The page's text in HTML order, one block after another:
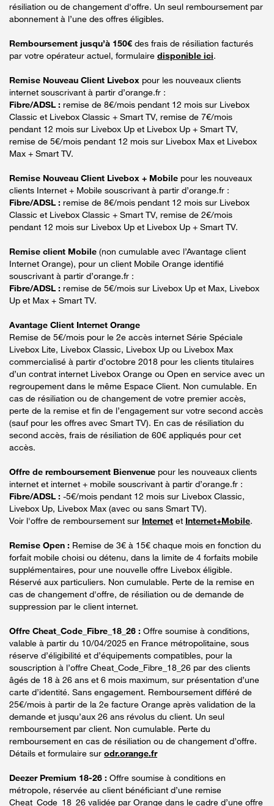
résiliation ou de changement d'offre. Un seul remboursement par
abonnement à l’une des offres éligibles.
Remboursement jusqu’à 150€ des frais de résiliation facturés
par votre opérateur actuel, formulaire disponible ici.
Remise Nouveau Client Livebox pour les nouveaux clients
internet souscrivant à partir d’orange.fr :
Fibre/ADSL : remise de 8€/mois pendant 12 mois sur Livebox
Classic et Livebox Classic + Smart TV, remise de 7€/mois
pendant 12 mois sur Livebox Up et Livebox Up + Smart TV,
remise de 5€/mois pendant 12 mois sur Livebox Max et Livebox
Max + Smart TV.
Remise Nouveau Client Livebox + Mobile pour les nouveaux
clients Internet + Mobile souscrivant à partir d’orange.fr :
Fibre/ADSL : remise de 8€/mois pendant 12 mois sur Livebox
Classic et Livebox Classic + Smart TV, remise de 2€/mois
pendant 12 mois sur Livebox Up et Livebox Up + Smart TV.
Remise client Mobile (non cumulable avec l’Avantage client
Internet Orange), pour un client Mobile Orange identifié
souscrivant à partir d’orange.fr :
Fibre/ADSL : remise de 5€/mois sur Livebox Up et Max, Livebox
Up et Max + Smart TV.
Avantage Client Internet Orange
Remise de 5€/mois pour le 2e accès internet Série Spéciale
Livebox Lite, Livebox Classic, Livebox Up ou Livebox Max
commercialisé à partir d’octobre 2018 pour les clients titulaires
d’un contrat internet Livebox Orange ou Open en service avec un
regroupement dans le même Espace Client. Non cumulable. En
cas de résiliation ou de changement de votre premier accès,
perte de la remise et fin de l’engagement sur votre second accès
(sauf pour les offres avec Smart TV). En cas de résiliation du
second accès, frais de résiliation de 60€ appliqués pour cet
accès.
Offre de remboursement Bienvenue pour les nouveaux clients
internet et internet + mobile souscrivant à partir d’orange.fr :
Fibre/ADSL : -5€/mois pendant 12 mois sur Livebox Classic,
Livebox Up, Livebox Max (avec ou sans Smart TV).
Voir l'offre de remboursement sur Internet et Internet+Mobile.
Remise Open : Remise de 3€ à 15€ chaque mois en fonction du
forfait mobile choisi ou détenu, dans la limite de 4 forfaits mobile
supplémentaires, pour une nouvelle offre Livebox éligible.
Réservé aux particuliers. Non cumulable. Perte de la remise en
cas de changement d'offre, de résiliation ou de demande de
suppression par le client internet.
Offre Cheat_Code_Fibre_18_26 : Offre soumise à conditions,
valable à partir du 10/04/2025 en France métropolitaine, sous
réserve d’éligibilité et d’équipements compatibles, pour la
souscription à l’offre Cheat_Code_Fibre_18_26 par des clients
âgés de 18 à 26 ans et 6 mois maximum, sur présentation d’une
carte d’identité. Sans engagement. Remboursement différé de
25€/mois à partir de la 2e facture Orange après validation de la
demande et jusqu’aux 26 ans révolus du client. Un seul
remboursement par client. Non cumulable. Perte du
remboursement en cas de résiliation ou de changement d’offre.
Détails et formulaire sur odr.orange.fr
Deezer Premium 18-26 : Offre soumise à conditions en
métropole, réservée au client bénéficiant d’une remise
Cheat_Code_18_26 validée par Orange dans le cadre d’une offre